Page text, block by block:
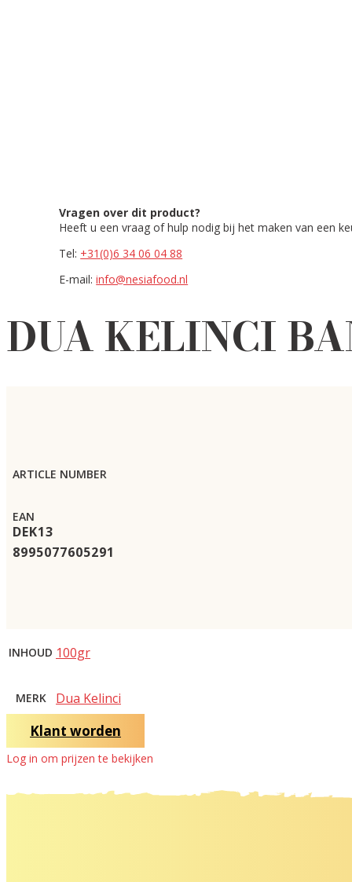
Vragen over dit product?
Heeft u een vraag of hulp nodig bij het maken van een
Tel: +31(0)6 34 06 04 88
E-mail:info@nesiafood.nl
DUA KELINCI
ARTICLE NUMBER
EAN
DEK13
8995077605291
INHOUD 100gr
MERK Dua Kelinci
Klant worden
Log in om prijzen te bekijken